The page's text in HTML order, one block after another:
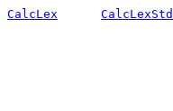
CalcLex CalcLexStd